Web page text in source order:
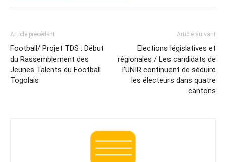
Article précédent
Football/ Projet TDS : Début
du Rassemblement des
Jeunes Talents du Football
Togolais
Article suivant
Elections législatives et
régionales / Les candidats de
l’UNIR continuent de séduire
les électeurs dans quatre
cantons